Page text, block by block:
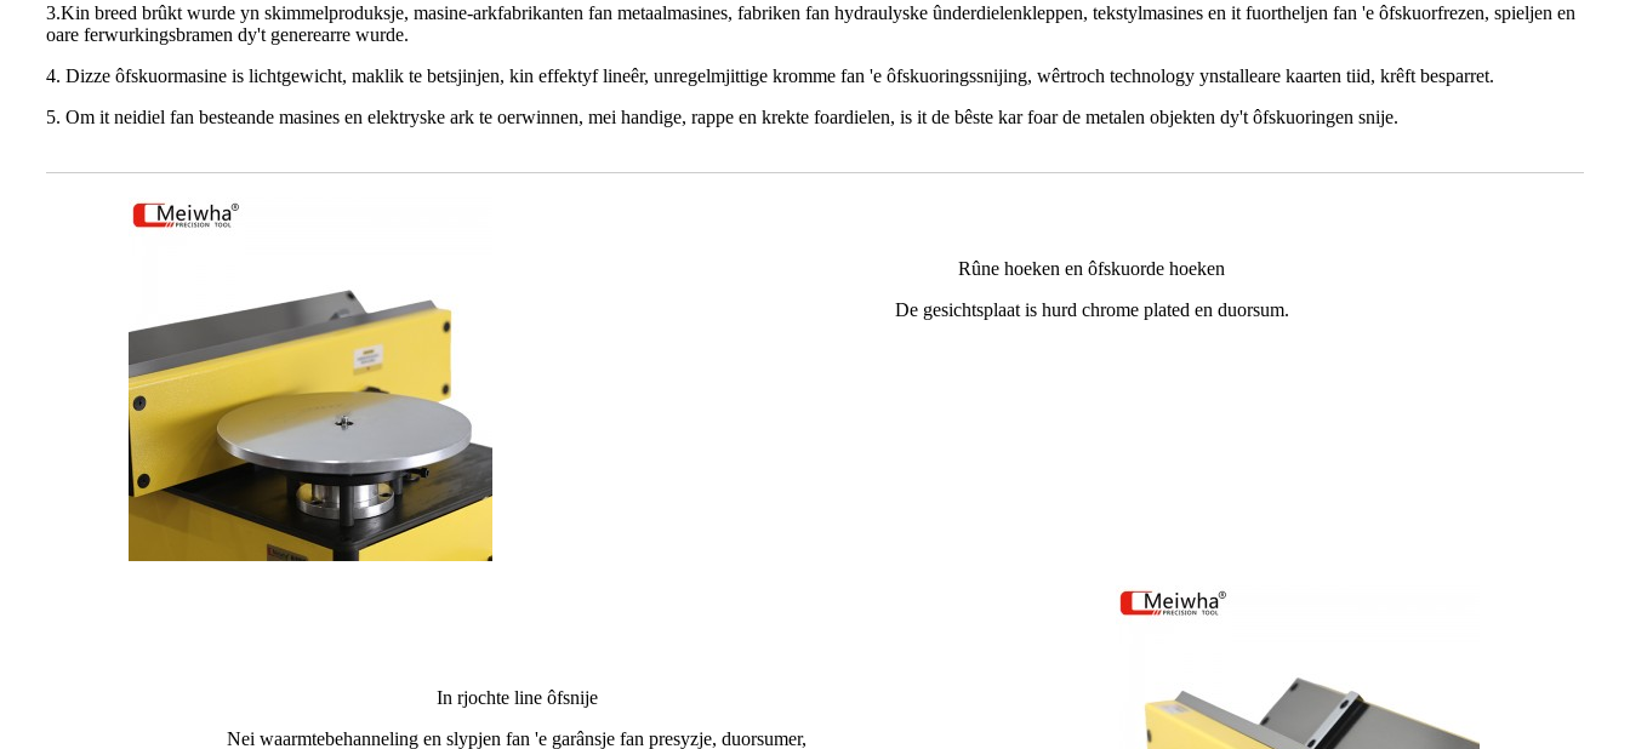
3.Kin breed brûkt wurde yn skimmelproduksje, masine-arkfabrikanten fan metaalmasines, fabriken fan hydraulyske ûnderdielenkleppen, tekstylmasines en it fuortheljen fan 'e ôfskuorfrezen, spieljen en
oare ferwurkingsbramen dy't generearre wurde.
4. Dizze ôfskuormasine is lichtgewicht, maklik te betsjinjen, kin effektyf lineêr, unregelmjittige kromme fan 'e ôfskuoringssnijing, wêrtroch technology ynstalleare kaarten tiid, krêft besparret.
5. Om it neidiel fan besteande masines en elektryske ark te oerwinnen, mei handige, rappe en krekte foardielen, is it de bêste kar foar de metalen objekten dy't ôfskuoringen snije.
Rûne hoeken en ôfskuorde hoeken
De gesichtsplaat is hurd chrome plated en duorsum.
In rjochte line ôfsnije
Nei waarmtebehanneling en slypjen fan 'e garânsje fan presyzje, duorsumer,